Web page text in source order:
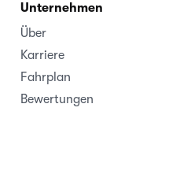
Unternehmen
Über
Karriere
Fahrplan
Bewertungen